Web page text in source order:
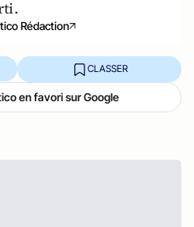
Rédaction
CLASSER
en favori sur Google